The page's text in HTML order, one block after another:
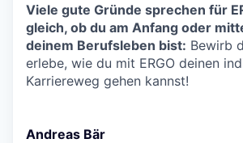
Viele gute Gründe sprechen für
gleich, ob du am Anfang oder
deinem Berufsleben bist: Bewirb
erlebe, wie du mit ERGO deinen
Karriereweg gehen kannst!
Andreas Bär